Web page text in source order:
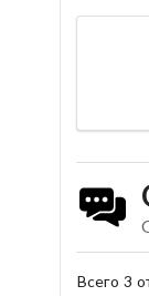
Всего 3